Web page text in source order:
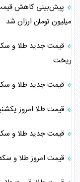
میلیون تومان ارزان شد
ریخت
قیمت جدید طلا و سکه امروز ۲۰ خرداد ۱۴۰۴/ عقب
قیمت طلا امروز یکشنبه ۲۵ خرداد
قیمت جدید طلا و سکه ۱۰ خرداد ماه
قیمت امروز طلا و سکه /